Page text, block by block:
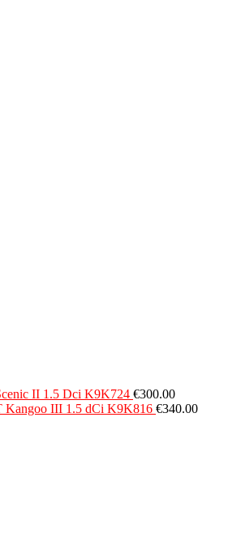
II 1.5 Dci K9K724 €300.00
Kangoo III 1.5 dCi K9K816 €340.00